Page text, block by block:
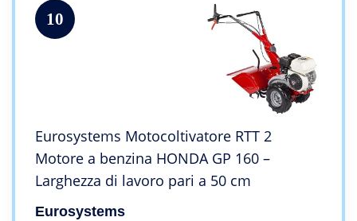
10
Eurosystems Motocoltivatore RTT 2
Motore a benzina HONDA GP 160 –
Larghezza di lavoro pari a 50 cm
Eurosystems